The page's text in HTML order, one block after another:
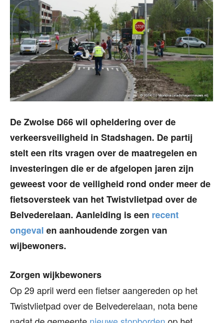
De Zwolse D66 wil opheldering over de
verkeersveiligheid in Stadshagen. De partij
stelt een rits vragen over de maatregelen en
investeringen die er de afgelopen jaren zijn
geweest voor de veiligheid rond onder meer de
fietsoversteek van het Twistvlietpad over de
Belvederelaan. Aanleiding is een recent
ongeval en aanhoudende zorgen van
wijbewoners.
Zorgen wijkbewoners
Op 29 april werd een fietser aangereden op het
Twistvlietpad over de Belvederelaan, nota bene